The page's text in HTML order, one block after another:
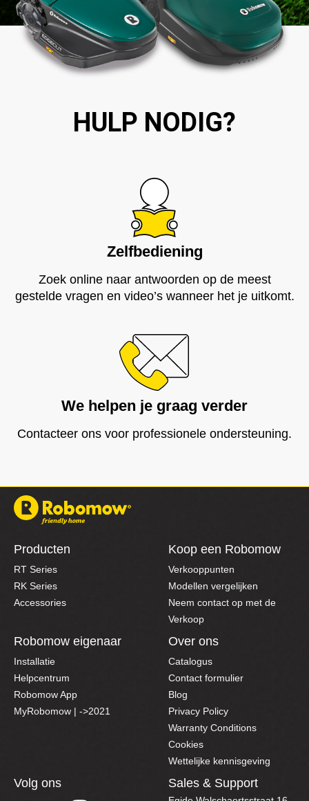
HULP NODIG?
Zelfbediening
Zoek online naar antwoorden op de meest
gestelde vragen en video’s wanneer het je uitkomt.
We helpen je graag verder
Contacteer ons voor professionele ondersteuning.
Producten
RT Series
RK Series
Accessories
Koop een Robomow
Verkooppunten
Modellen vergelijken
Neem contact op met de
Verkoop
Robomow eigenaar
Installatie
Helpcentrum
Robomow App
MyRobomow | ->2021
Over ons
Catalogus
Contact formulier
Blog
Privacy Policy
Warranty Conditions
Cookies
Wettelijke kennisgeving
Volg ons Sales & Support